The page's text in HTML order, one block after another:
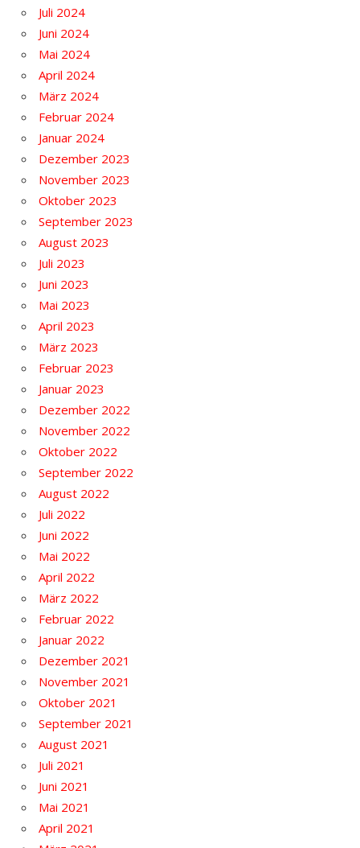
Juli 2024
Juni 2024
Mai 2024
April 2024
März 2024
Februar 2024
Januar 2024
Dezember 2023
November 2023
Oktober 2023
September 2023
August 2023
Juli 2023
Juni 2023
Mai 2023
April 2023
März 2023
Februar 2023
Januar 2023
Dezember 2022
November 2022
Oktober 2022
September 2022
August 2022
Juli 2022
Juni 2022
Mai 2022
April 2022
März 2022
Februar 2022
Januar 2022
Dezember 2021
November 2021
Oktober 2021
September 2021
August 2021
Juli 2021
Juni 2021
Mai 2021
April 2021